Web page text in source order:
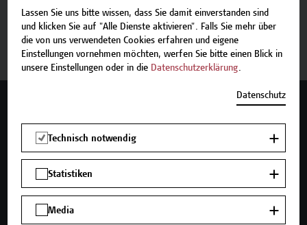
Beschreibung
Termine und Anmeldung
Unser Angebot
Seminare und Zertifikatsprogramme
Inhouse-Weiterbildung
Lassen Sie uns bitte wissen, dass Sie damit einverstanden sind
und klicken Sie auf "Alle Dienste aktivieren". Falls Sie mehr über
die von uns verwendeten Cookies erfahren und eigene
Einstellungen vornehmen möchten, werfen Sie bitte einen Blick in
unsere Einstellungen oder in die Datenschutzerklärung.
Datenschutz
Technisch notwendig
Statistiken
Media